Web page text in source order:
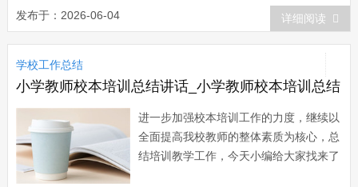
学校党支部工作总结范文一 我南省小
学支部在县教育局党委的精神指导下，结
合我支部工作实际，开展了以下工作，现
就本支部的工作开展情况作如下总结：...
发布于：2026-06-04 详细阅读
学校工作总结
小学教师校本培训总结讲话_小学教师校本培训总结
进一步加强校本培训工作的力度，继续以
全面提高我校教师的整体素质为核心，总
结培训教学工作，今天小编给大家找来了